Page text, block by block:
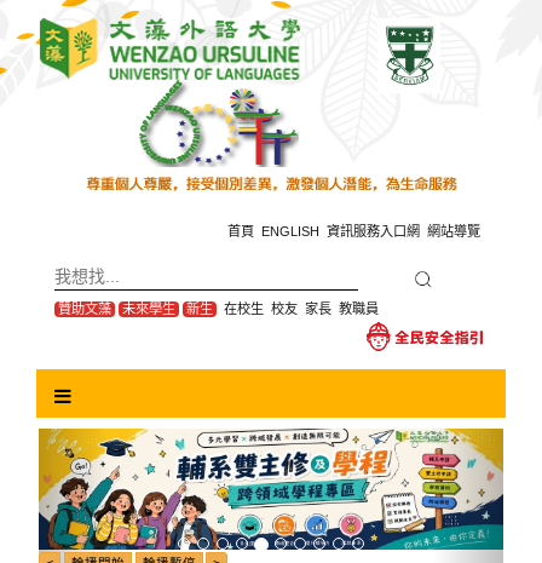
主
首頁 ENGLISH 資訊服務入口網 網站導覽
贊助文藻 未來學生 新生 在校生 校友 家長 教職員
Previous Next